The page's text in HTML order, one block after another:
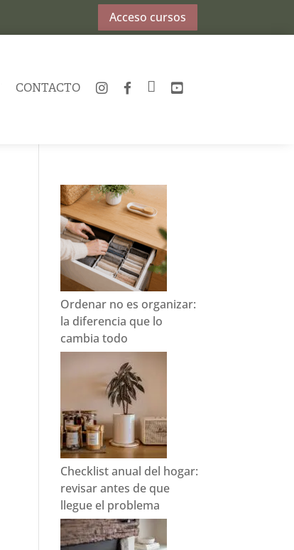
Acceso cursos
CONTACTO INSTAGRAM
FACEBOOK
TWITTERYOUTUBE
Ordenar no es organizar:
la diferencia que lo
cambia todo
Checklist anual del hogar:
revisar antes de que
llegue el problema